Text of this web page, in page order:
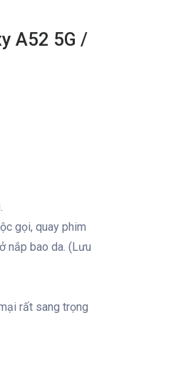
A52 5G /
gọi, quay phim
nắp bao da. (Lưu
rất sang trọng